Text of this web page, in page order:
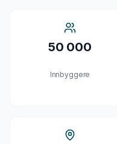
50 000
Innbyggere